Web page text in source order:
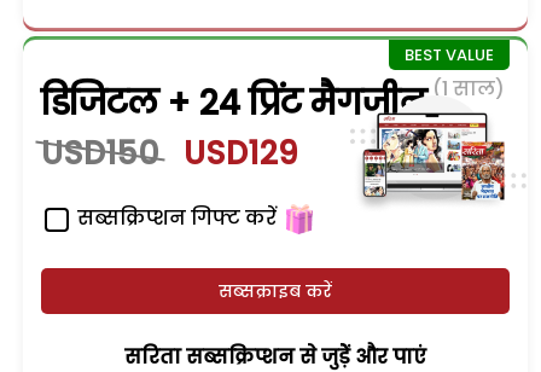
डिजिटल + 24 प्रिंट मैगजीन (1 साल)
USD150 USD129
सब्सक्रिप्शन गिफ्ट करें
सब्सक्राइब करें
सरिता सब्सक्रिप्शन से जुड़ेें और पाएं